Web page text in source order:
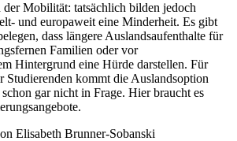
der Mobilität: tatsächlich bilden jedoch
und europaweit eine Minderheit. Es gibt
dass längere Auslandsaufenthalte für
Familien oder vor
Hintergrund eine Hürde darstellen. Für
Studierenden kommt die Auslandsoption
gar nicht in Frage. Hier braucht es